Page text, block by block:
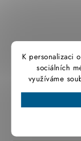
K personalizaci
sociálních
využíváme
1 114,43 Kč bez
1 348,46